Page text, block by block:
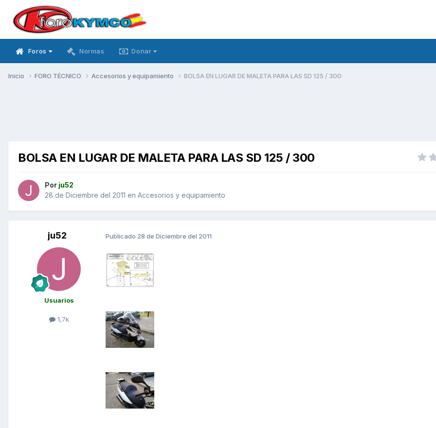
Foros Normas Donar
Inicio FORO TÉCNICO Accesorios y equipamiento BOLSA EN LUGAR DE MALETA PARA LAS SD 125 / 300
BOLSA EN LUGAR DE MALETA PARA LAS SD 125 / 300
Por ju52
28 de Diciembre del 2011 en Accesorios y equipamiento
ju52
Usuarios
1,7k
Publicado 28 de Diciembre del 2011